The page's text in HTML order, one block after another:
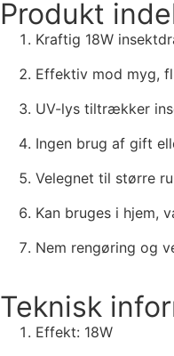
Produkt
Kraftig 18W
Effektiv mod myg,
UV-lys tiltrækker
Ingen brug af gift
Velegnet til større
Kan bruges i hjem,
Nem rengøring og
Teknisk
Effekt: 18W